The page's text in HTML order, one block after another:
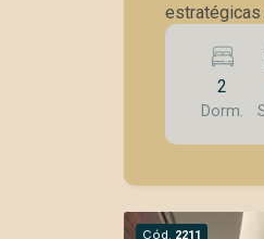
estratégicas
dos
poucos
permitindo
do dia a dia
estar
localização
2
Dorm.
Cód. 2211